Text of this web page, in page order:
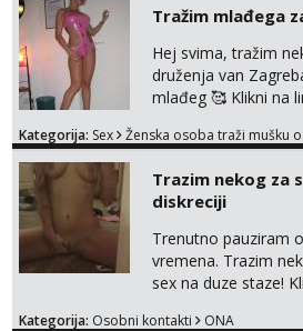
Tražim mlađega
Hej svima, tražim
druženja van
mlađeg 🥰 Klikni na
Kategorija: Sex Ženska osoba traži mušku
Trazim nekog za
diskreciji
Trenutno pauziram
vremena. Trazim
sex na duze staze!
Kategorija: Osobni kontakti ONA